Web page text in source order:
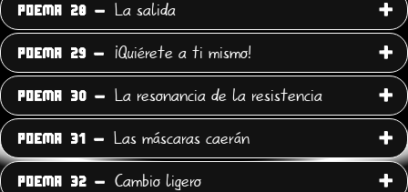
POEMA 28 - La salida
POEMA 29 - ¡Quiérete a ti mismo!
POEMA 30 - La resonancia de la resistencia
POEMA 31 - Las máscaras caerán
POEMA 32 - Cambio ligero